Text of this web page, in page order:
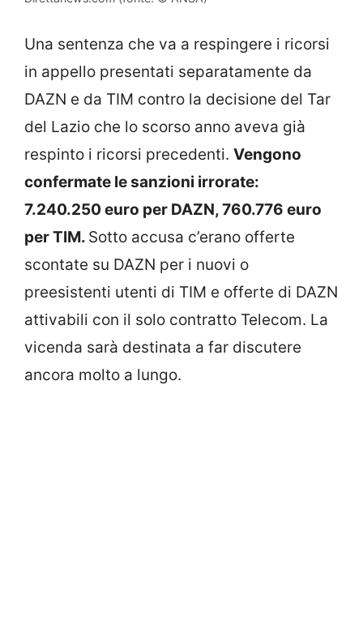
Una sentenza che va a respingere i ricorsi
in appello presentati separatamente da
DAZN e da TIM contro la decisione del Tar
del Lazio che lo scorso anno aveva già
respinto i ricorsi precedenti. Vengono
confermate le sanzioni irrorate:
7.240.250 euro per DAZN, 760.776 euro
per TIM. Sotto accusa c’erano offerte
scontate su DAZN per i nuovi o
preesistenti utenti di TIM e offerte di DAZN
attivabili con il solo contratto Telecom. La
vicenda sarà destinata a far discutere
ancora molto a lungo.